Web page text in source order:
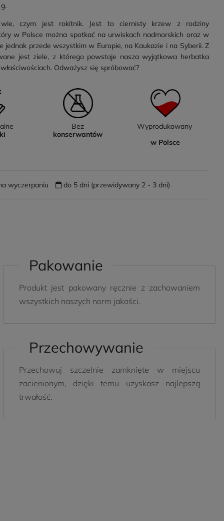
wie, czym jest rokitnik. Jest to ciernisty krzew z rodziny
w Polsce można spotkać na urwiskach nadmorskich oraz w
jednak przede wszystkim w Europie, na Kaukazie i na Syberii. Z
jest ziele, z którego powstaje nasza wyjątkowa herbatka
Odważysz się spróbować?
Bez
konserwantów
Wyprodukowany
w Polsce
wyczerpaniu do 5 dni (przewidywany 2 - 3 dni)
Pakowanie
Produkt jest pakowany ręcznie z zachowaniem
wszystkich naszych norm jakości.
Przechowywanie
Przechowuj szczelnie zamknięte w miejscu
zacienionym, dzięki temu uzyskasz najlepszą
trwałość.